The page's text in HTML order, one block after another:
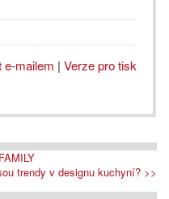
e-mailem | Verze pro tisk
trendy v designu kuchyní? >>